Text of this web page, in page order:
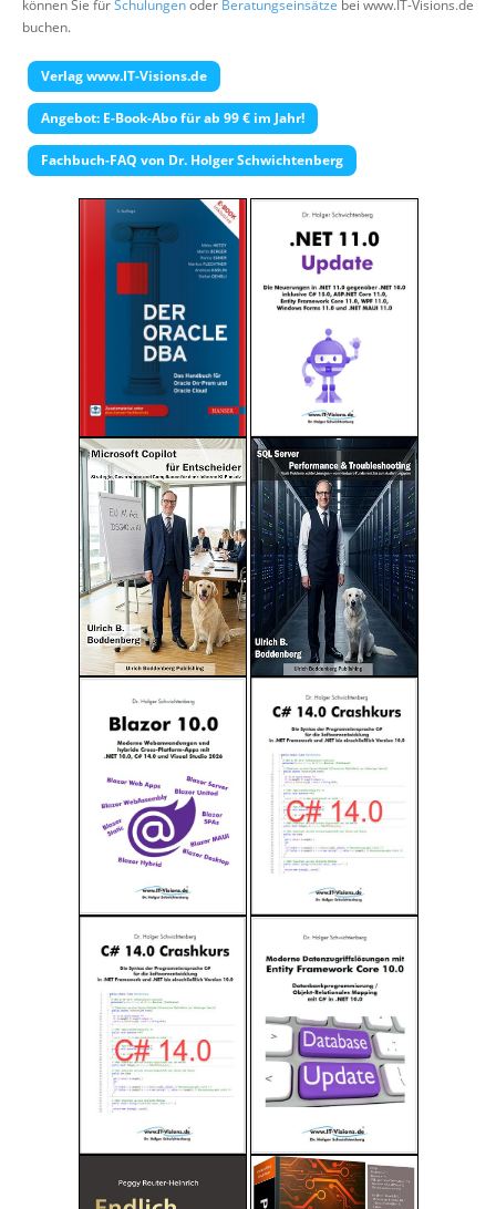
Über uns
können Sie fürSchulungenoder Beratungseinsätze bei www.IT-Visions.de
buchen.
Verlag www.IT-Visions.de
Angebot: E-Book-Abo für ab 99 € im Jahr!
Fachbuch-FAQ von Dr. Holger Schwichtenberg